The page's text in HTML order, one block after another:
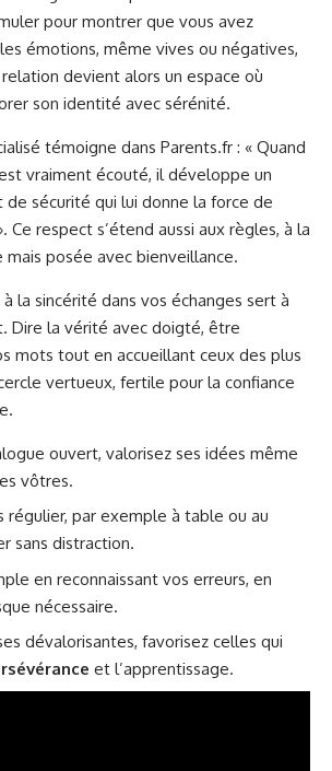
pour montrer que vous avez
émotions, même vives ou négatives,
devient alors un espace où
son identité avec sérénité.
témoigne dans Parents.fr : « Quand
vraiment écouté, il développe un
sécurité qui lui donne la force de
Ce respect s’étend aussi aux règles, à la
mais posée avec bienveillance.
la sincérité dans vos échanges sert à
Dire la vérité avec doigté, être
mots tout en accueillant ceux des plus
vertueux, fertile pour la confiance
ouvert, valorisez ses idées même
vôtres.
régulier, par exemple à table ou au
sans distraction.
en reconnaissant vos erreurs, en
nécessaire.
dévalorisantes, favorisez celles qui
et l’apprentissage.